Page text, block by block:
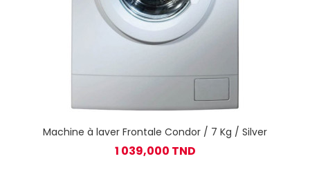
Machine à laver Frontale Condor / 7 Kg / Silver
1 039,000 TND